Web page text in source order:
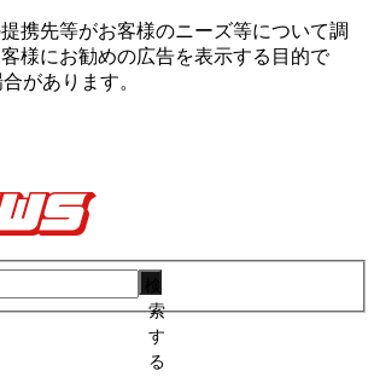
携先等がお客様のニーズ等について調
様にお勧めの広告を表⽰する⽬的で
があります。
索
す
る